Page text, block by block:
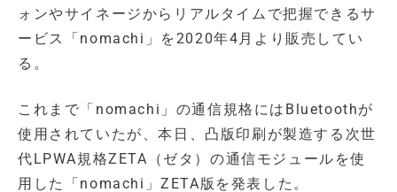
ォンやサイネージからリアルタイムで把握できるサ
ービス「nomachi」を2020年4月より販売してい
る。
これまで「nomachi」の通信規格にはBluetoothが
使用されていたが、本日、凸版印刷が製造する次世
代LPWA規格ZETA（ゼタ）の通信モジュールを使
用した「nomachi」ZETA版を発表した。